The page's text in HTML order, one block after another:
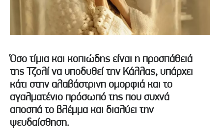
Όσο τίμια και κοπιώδης είναι η προσπάθειά
της Τζολί να υποδυθεί την Κάλλας, υπάρχει
κάτι στην αλαβάστρινη ομορφιά και το
αγαλματένιο πρόσωπό της που συχνά
αποσπά το βλέμμα και διαλύει την
ψευδαίσθηση.